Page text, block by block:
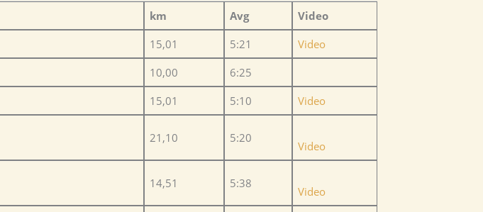
km Avg
Video
15,01 5:21
Video
10,00
6:25
15,01 5:10 Video
21,10 5:20
Video
14,51 5:38
Video